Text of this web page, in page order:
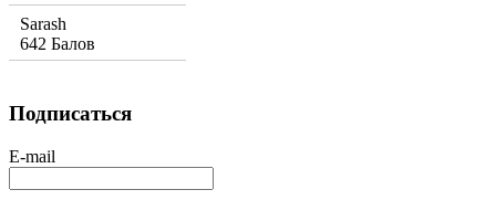
Sarash
642 Балов
Подписаться
E-mail